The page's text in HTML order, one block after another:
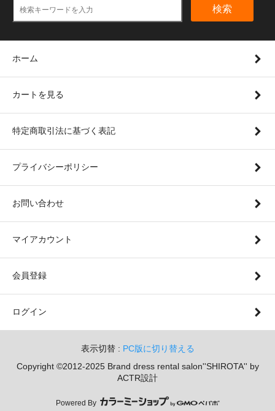
検索
ホーム
カートを見る
特定商取引法に基づく表記
プライバシーポリシー
お問い合わせ
マイアカウント
会員登録
ログイン
表示切替 : PC版に切り替える
Copyright ©2012-2025 Brand dress rental salon''SHIROTA'' by
ACTR設計
Powered By